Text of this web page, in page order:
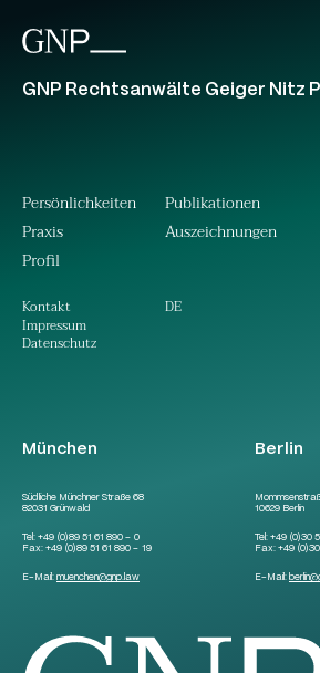
GNP Rechtsanwälte Geiger Nitz
München
Südliche Münchner Straße 68
82031 Grünwald
Tel:+49 (0)89 51 61 890 – 0
Fax:+49 (0)89 51 61 890 – 19
E-Mail:muenchen@gnp.law
Berlin
10629 Berlin
Tel: +49 (0)30
Fax: +49
E-Mail: berlin@
Persönlichkeiten
Praxis
Profil
Kontakt
Impressum
Datenschutz
Publikationen
Auszeichnungen
DE